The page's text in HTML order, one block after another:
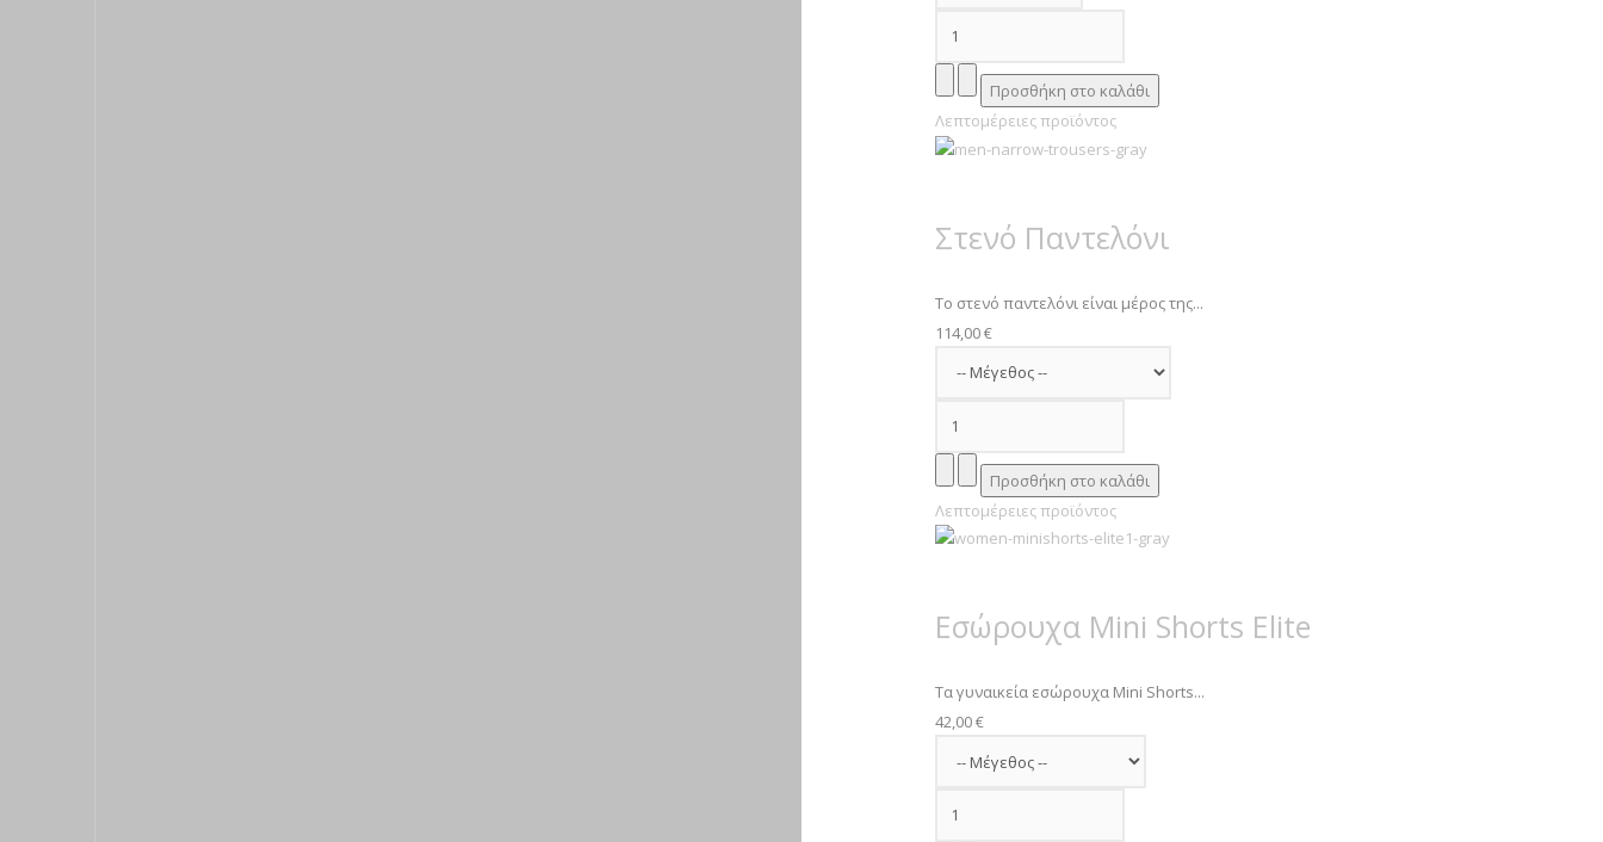
Λεπτομέρειες προϊόντος
Στενό Παντελόνι
Το στενό παντελόνι είναι μέρος της...
114,00 €
Λεπτομέρειες προϊόντος
Εσώρουχα Mini Shorts Elite
Τα γυναικεία εσώρουχα Mini Shorts...
42,00 €